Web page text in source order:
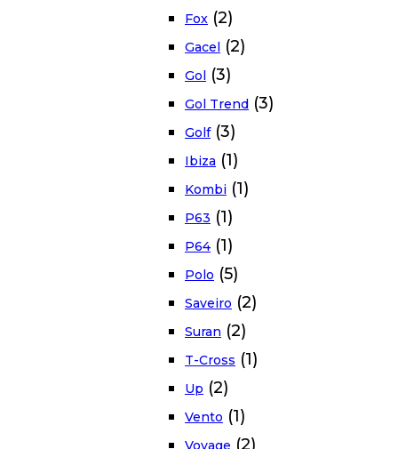
Fox (2)
Gacel (2)
Gol (3)
Gol Trend (3)
Golf (3)
Ibiza (1)
Kombi (1)
P63 (1)
P64 (1)
Polo (5)
Saveiro (2)
Suran (2)
T-Cross (1)
Up (2)
Vento (1)
Voyage (2)